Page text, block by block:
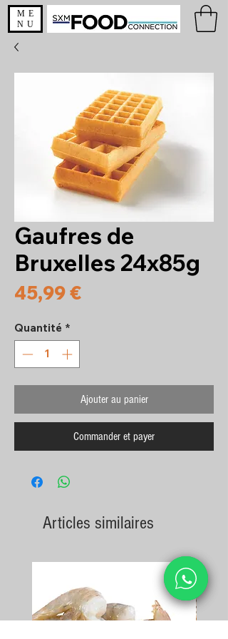
ME
NU
Gaufres de
Bruxelles 24x85g
45,99 €
Quantité *
Ajouter au panier
Commander et payer
Articles similaires